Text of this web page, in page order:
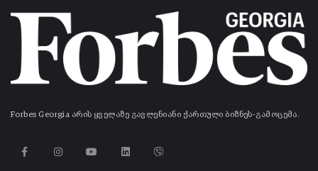
Forbes Georgia არის ყველაზე გავლენიანი ქართული ბიზნეს-გამოცემა.